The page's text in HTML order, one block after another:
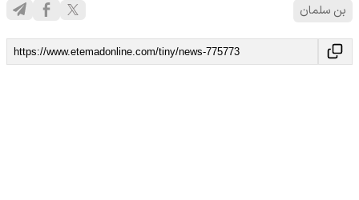
بن سلمان